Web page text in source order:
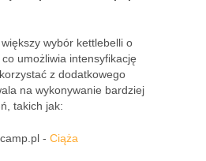
wybór kettlebelli o
umożliwia intensyfikację
z dodatkowego
na wykonywanie bardziej
takich jak:
- Ciąża